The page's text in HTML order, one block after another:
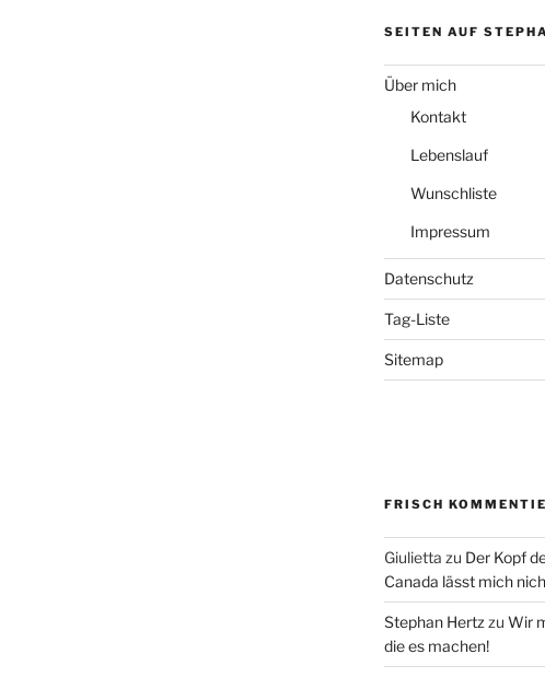
SEITEN AUF
Über mich
Kontakt
Lebenslauf
Wunschliste
Impressum
Datenschutz
Tag-Liste
Sitemap
FRISCH
Giulietta zu Der Kopf
Canada lässt mich
Stephan Hertz zu Wir
die es machen!